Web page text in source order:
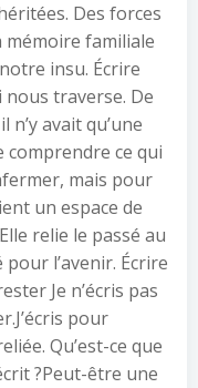
Des forces
mémoire familiale
insu. Écrire
traverse. De
avait qu’une
comprendre ce qui
mais pour
un espace de
relie le passé au
l’avenir. Écrire
Je n’écris pas
pour
Qu’est-ce que
?Peut-être une